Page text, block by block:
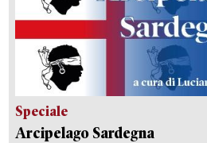
Speciale
Arcipelago Sardegna